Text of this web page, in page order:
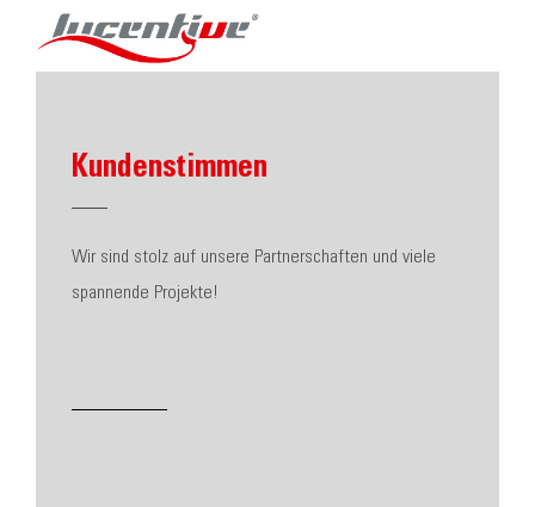
Kundenstimmen
Wir sind stolz auf unsere Partnerschaften und viele
spannende Projekte!